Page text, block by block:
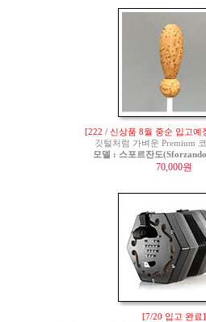
[222 / 신상품 8월 중순 입고예
깃털처럼 가벼운 Premium
모델 : 스포르잔도
70,000원
[7/20 입고 완료]